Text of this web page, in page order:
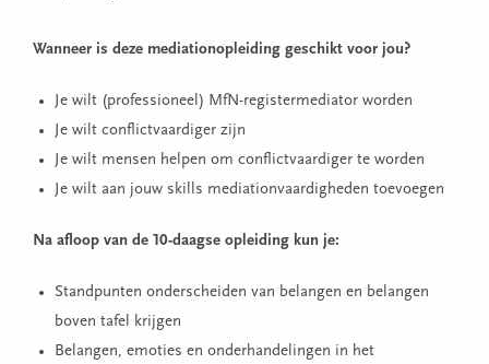
Wanneer is deze mediationopleiding geschikt voor jou?
Je wilt (professioneel) MfN-registermediator worden
Je wilt conflictvaardiger zijn
Je wilt mensen helpen om conflictvaardiger te worden
Je wilt aan jouw skills mediationvaardigheden toevoegen
Na afloop van de 10-daagse opleiding kun je:
Standpunten onderscheiden van belangen en belangen
boven tafel krijgen
Belangen, emoties en onderhandelingen in het